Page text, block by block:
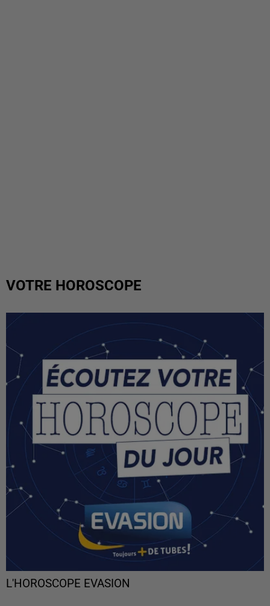
VOTRE HOROSCOPE
L'HOROSCOPE EVASION